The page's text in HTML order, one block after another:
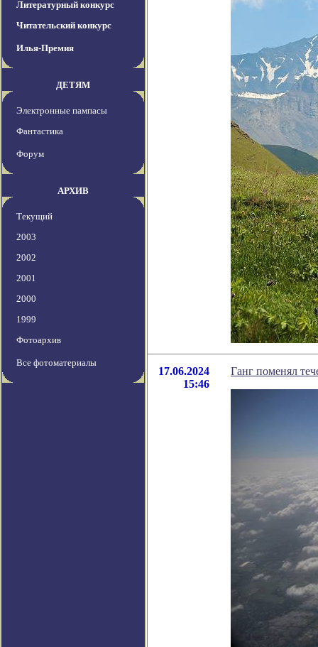
Литературный конкурс
Читательский конкурс
Илья-Премия
ДЕТЯМ
Электронные пампасы
Фантастика
Форум
АРХИВ
Текущий
2003
2002
2001
2000
1999
Фотоархив
Все фотоматериалы
17.06.2024
15:46
Ганг поменял